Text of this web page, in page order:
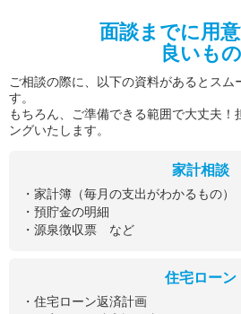
面談までに用
良いもの
ご相談の際に、以下の資料があるとス
す。
もちろん、ご準備できる範囲で大丈夫！
ングいたします。
家計相談
・家計簿（毎月の支出がわかるもの）
・預貯金の明細
・源泉徴収票 など
住宅ローン
・住宅ローン返済計画